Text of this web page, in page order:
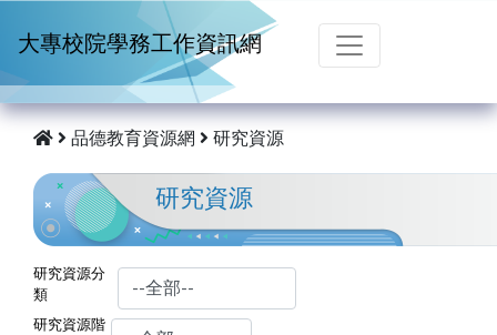
大專校院學務工作資訊網
品德教育資源網 研究資源
研究資源
研究資源分
類
研究資源階